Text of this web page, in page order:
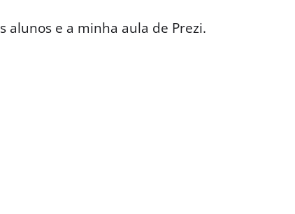
alunos e a minha aula de Prezi.